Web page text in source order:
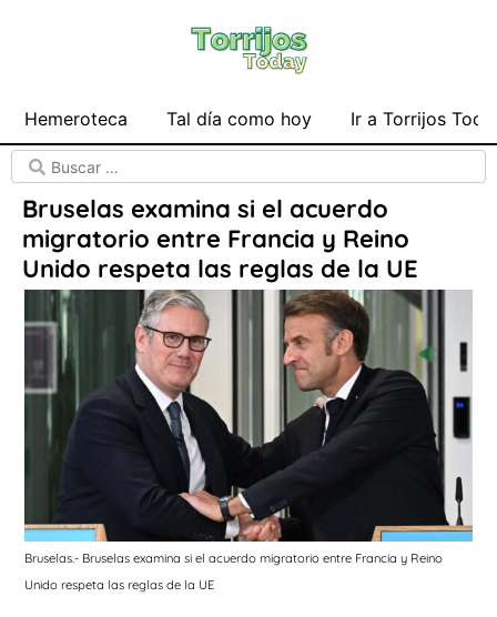
Hemeroteca Tal día como hoy Ir a Torrijos
Bruselas examina si el acuerdo
migratorio entre Francia y Reino
Unido respeta las reglas de la UE
Bruselas.- Bruselas examina si el acuerdo migratorio entre Francia y Reino
Unido respeta las reglas de la UE